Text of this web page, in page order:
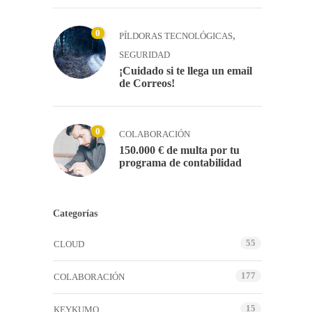
0 PÍLDORAS TECNOLÓGICAS,
SEGURIDAD
¡Cuidado si te llega un email
de Correos!
0 COLABORACIÓN
150.000 € de multa por tu
programa de contabilidad
Categorías
CLOUD 55
COLABORACIÓN 177
KEYKUMO 15